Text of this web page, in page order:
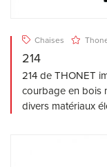
Chaises
214
214 de THONET
courbage en bois
divers matériaux